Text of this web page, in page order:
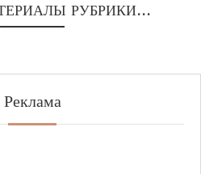
РУБРИКИ...
Реклама